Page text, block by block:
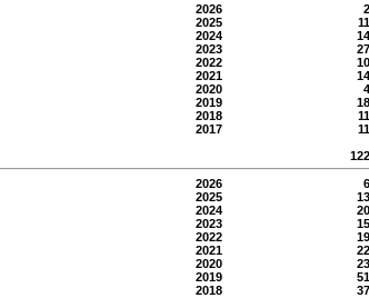
2026
2
2025
11
2024
14
2023
27
2022
10
2021
14
2020
4
2019
18
2018
11
2017
11
122
2026
6
2025
13
2024
20
2023
15
2022
19
2021
22
2020
23
2019
51
2018
37